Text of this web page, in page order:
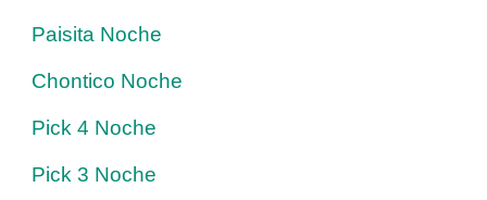
Paisita Noche
Chontico Noche
Pick 4 Noche
Pick 3 Noche